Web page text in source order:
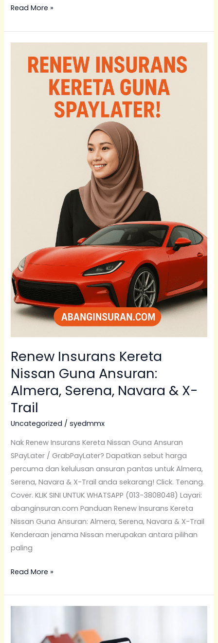
Read More »
Renew Insurans Kereta
Nissan Guna Ansuran:
Almera, Serena, Navara & X-
Trail
Uncategorized /syedmmx
Nak Renew Insurans Kereta Nissan Guna Ansuran
SPayLater / GrabPayLater? Dapatkan sebut harga
percuma dan kelulusan ansuran pantas untuk Almera,
Serena, Navara & X-Trail anda sekarang! Click. Tenang.
Cover. KLIK SINI UNTUK WHATSAPP (013-3808048) Layari:
abanginsuran.com Panduan Renew Insurans Kereta
Nissan Guna Ansuran: Almera, Serena, Navara & X-Trail
Kenderaan jenama Nissan merupakan antara pilihan
paling
Insurans
Kereta
Read More »